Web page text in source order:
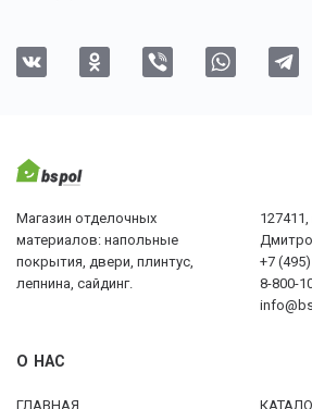
Магазин отделочных
материалов: напольные
покрытия, двери, плинтус,
лепнина, сайдинг.
+7
8-800-
О НАС
ГЛАВНАЯ